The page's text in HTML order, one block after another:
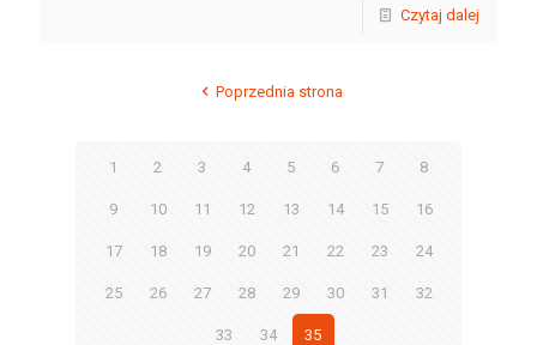
Czytaj dalej
Poprzednia strona
1 2 3 4 5 6 7 8
9 10 11 12 13 14 15 16
17 18 19 20 21 22 23 24
25 26 27 28 29 30 31 32
33 34 35